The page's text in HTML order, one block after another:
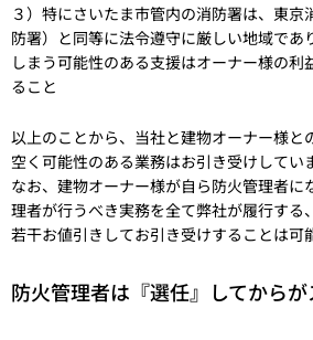
３）特にさいたま市管内の消防署は、東京
防署）と同等に法令遵守に厳しい地域であ
しまう可能性のある支援はオーナー様の利
ること
以上のことから、当社と建物オーナー様と
空く可能性のある業務はお引き受けしてい
なお、建物オーナー様が自ら防火管理者に
理者が行うべき実務を全て弊社が履行する
若干お値引きしてお引き受けすることは可
防火管理者は『選任』してからが